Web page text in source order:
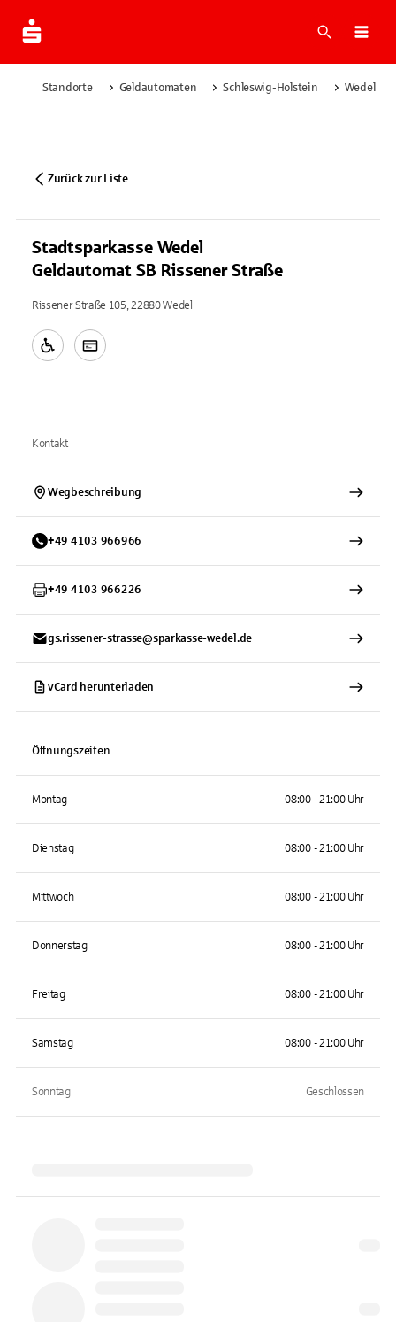
Suche
Standorte Geldautomaten Schleswig-Holstein Wedel
Zurück zur Liste
Stadtsparkasse Wedel
Geldautomat SB Rissener Straße
Rissener Straße 105, 22880 Wedel
Kontakt
Wegbeschreibung
+49 4103 966966
+49 4103 966226
gs.rissener-strasse@sparkasse-wedel.de
vCard herunterladen
Öffnungszeiten
Montag 08:00 - 21:00 Uhr
Dienstag 08:00 - 21:00 Uhr
Mittwoch 08:00 - 21:00 Uhr
Donnerstag 08:00 - 21:00 Uhr
Freitag 08:00 - 21:00 Uhr
Samstag 08:00 - 21:00 Uhr
Sonntag Geschlossen